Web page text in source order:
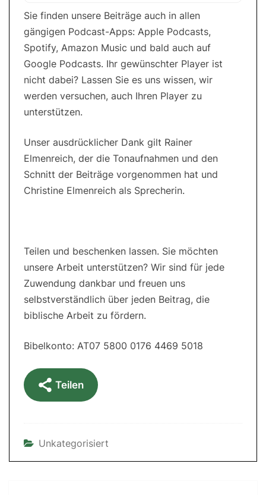
Sie finden unsere Beiträge auch in allen
gängigen Podcast-Apps: Apple Podcasts,
Spotify, Amazon Music und bald auch auf
Google Podcasts. Ihr gewünschter Player ist
nicht dabei? Lassen Sie es uns wissen, wir
werden versuchen, auch Ihren Player zu
unterstützen.
Unser ausdrücklicher Dank gilt Rainer
Elmenreich, der die Tonaufnahmen und den
Schnitt der Beiträge vorgenommen hat und
Christine Elmenreich als Sprecherin.
Teilen und beschenken lassen. Sie möchten
unsere Arbeit unterstützen? Wir sind für jede
Zuwendung dankbar und freuen uns
selbstverständlich über jeden Beitrag, die
biblische Arbeit zu fördern.
Bibelkonto: AT07 5800 0176 4469 5018
Teilen
Unkategorisiert